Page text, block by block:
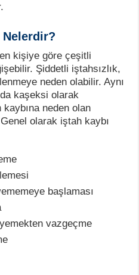
Nelerdir?
kişiye göre çeşitli
Şiddetli iştahsızlık,
neden olabilir. Aynı
kaşeksi olarak
kaybına neden olan
olarak iştah kaybı
başlaması
vazgeçme